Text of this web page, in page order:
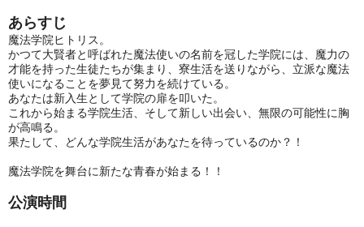
あらすじ
魔法学院ヒトリス。
かつて大賢者と呼ばれた魔法使いの名前を冠した学院には、魔力の
才能を持った生徒たちが集まり、寮生活を送りながら、立派な魔法
使いになることを夢見て努力を続けている。
あなたは新入生として学院の扉を叩いた。
これから始まる学院生活、そして新しい出会い、無限の可能性に胸
が高鳴る。
果たして、どんな学院生活があなたを待っているのか？！
魔法学院を舞台に新たな青春が始まる！！
公演時間